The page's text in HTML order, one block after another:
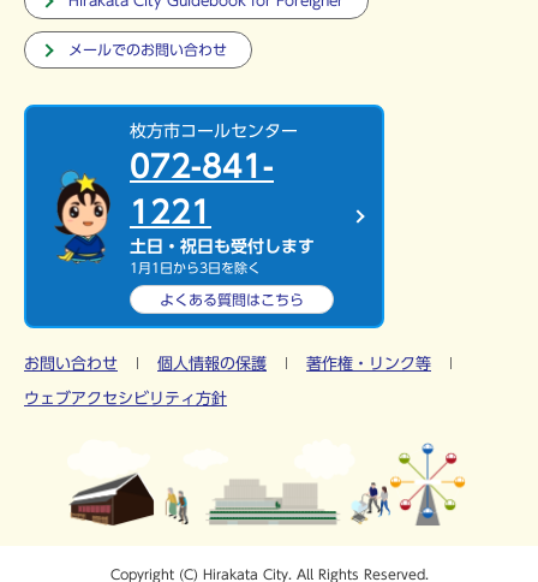
メールでのお問い合わせ
枚方市コールセンター
072-841-
1221
土日・祝日も受付します
1月1日から3日を除く
よくある質問はこちら
お問い合わせ 個人情報の保護 著作権・リンク等
ウェブアクセシビリティ方針
Copyright (C) Hirakata City. All Rights Reserved.